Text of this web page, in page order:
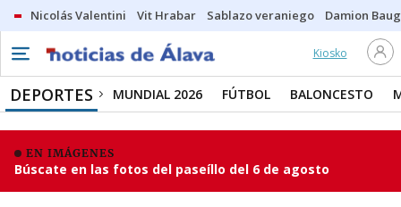
Nicolás Valentini Vit Hrabar Sablazo veraniego Damion
Kiosko
DEPORTES MUNDIAL 2026 FÚTBOL BALONCESTO
EN IMÁGENES
Búscate en las fotos del paseíllo del 6 de agosto